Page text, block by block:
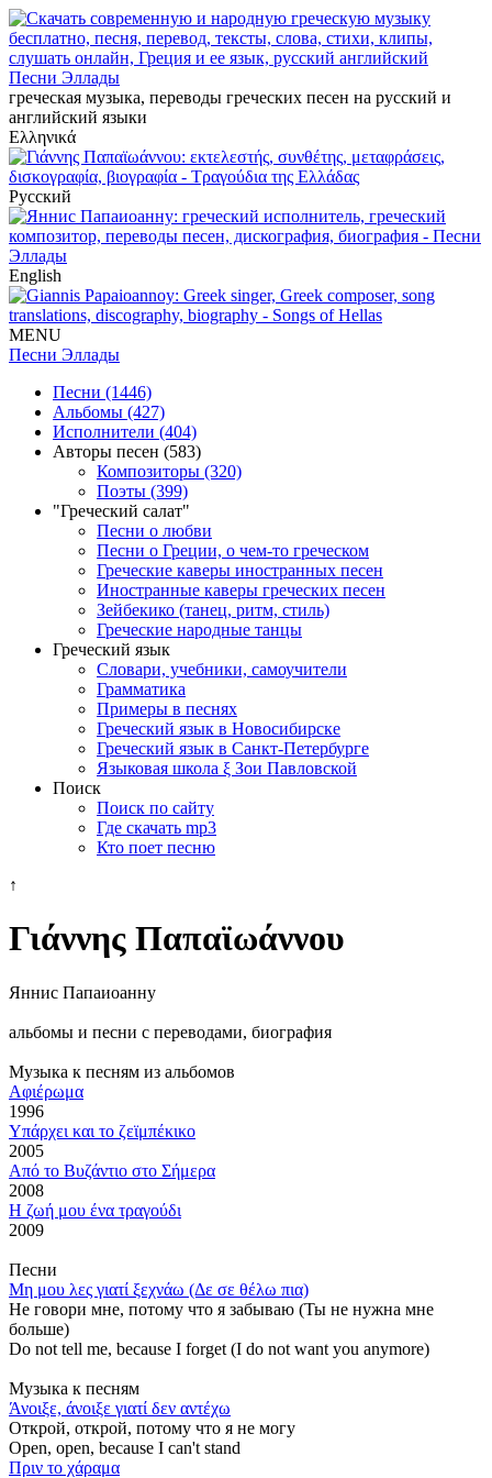
Песни Эллады
греческая музыка, переводы греческих песен на русский и
английский языки
Ελληνικά
Русский
English
MENU
Песни Эллады
Песни (1446)
Альбомы (427)
Исполнители (404)
Авторы песен (583)
Композиторы (320)
Поэты (399)
"Греческий салат"
Песни о любви
Песни о Греции, о чем-то греческом
Греческие каверы иностранных песен
Иностранные каверы греческих песен
Зейбекико (танец, ритм, стиль)
Греческие народные танцы
Греческий язык
Словари, учебники, самоучители
Грамматика
Примеры в песнях
Греческий язык в Новосибирске
Греческий язык в Санкт-Петербурге
Языковая школа ξ Зои Павловской
Поиск
Поиск по сайту
Где скачать mp3
Кто поет песню
↑
Γιάννης Παπαϊωάννου
Яннис Папаиоанну
альбомы и песни с переводами, биография
Музыка к песням из альбомов
Αφιέρωμα
1996
Υπάρχει και το ζεϊμπέκικο
2005
Από το Βυζάντιο στο Σήμερα
2008
Η ζωή μου ένα τραγούδι
2009
Песни
Μη μου λες γιατί ξεχνάω (Δε σε θέλω πια)
Не говори мне, потому что я забываю (Ты не нужна мне
больше)
Do not tell me, because I forget (I do not want you anymore)
Музыка к песням
Άνοιξε, άνοιξε γιατί δεν αντέχω
Открой, открой, потому что я не могу
Open, open, because I can't stand
Πριν το χάραμα